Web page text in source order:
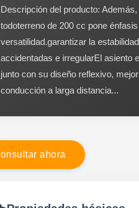
Descripción del producto:
todoterreno de 200 cc pone
versatilidad.garantizar la
accidentadas e irregularEl asiento
junto con su diseño reflexivo,
conducción a larga distancia...
onsu tar a hora